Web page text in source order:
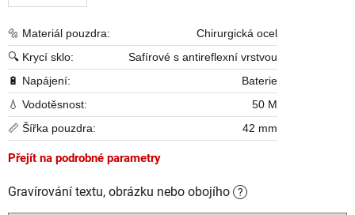
🔩 Materiál pouzdra:
Chirurgická ocel
🔍 Krycí sklo:
Safírové s antireflexní vrstvou
🔋 Napájení:
Baterie
💧 Vodotěsnost:
50 M
📏 Šířka pouzdra:
42 mm
Přejít na podrobné parametry
Gravírování textu, obrázku nebo obojího ?